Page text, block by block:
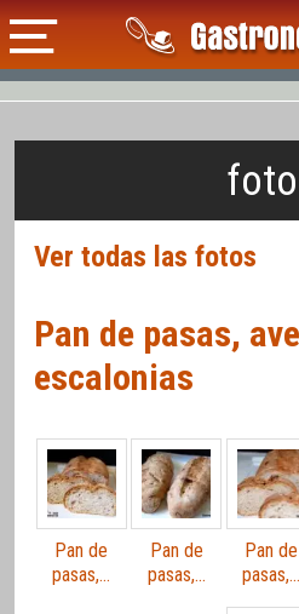
Ver todas las fotos
Pan de pasas,
escalonias
Pan de
pasas,…
Pan de
pasas,…
Pan de
pasas,…